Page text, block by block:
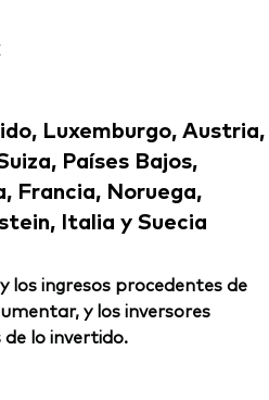
Luxemburgo, Austria,
Países Bajos,
Francia, Noruega,
Italia y Suecia
los ingresos procedentes de
y los inversores
lo invertido.